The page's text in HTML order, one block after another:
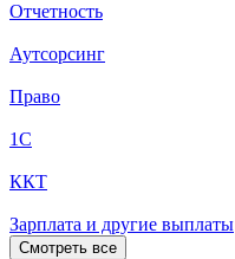
Отчетность
Аутсорсинг
Право
1С
ККТ
Зарплата и другие выплаты
Смотреть все